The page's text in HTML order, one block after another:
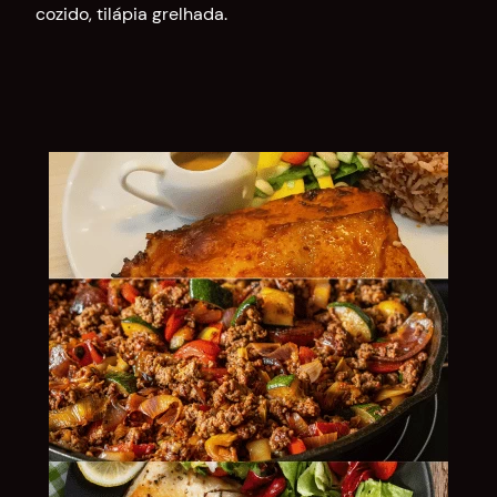
cozido, tilápia grelhada.